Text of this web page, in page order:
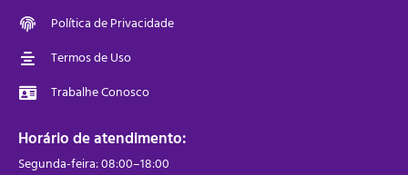
Política de Privacidade
Termos de Uso
Trabalhe Conosco
Horário de atendimento:
Segunda-feira: 08:00–18:00